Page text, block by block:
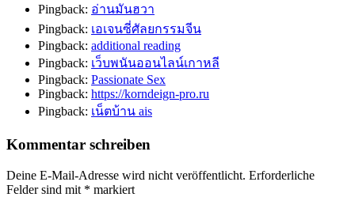
Pingback: อ่านมันฮวา
Pingback: เอเจนซี่ศัลยกรรมจีน
Pingback: additional reading
Pingback: เว็บพนันออนไลน์เกาหลี
Pingback: Passionate Sex
Pingback: https://korndeign-pro.ru
Pingback: เน็ตบ้าน ais
Kommentar schreiben
Deine E-Mail-Adresse wird nicht veröffentlicht. Erforderliche
Felder sind mit * markiert